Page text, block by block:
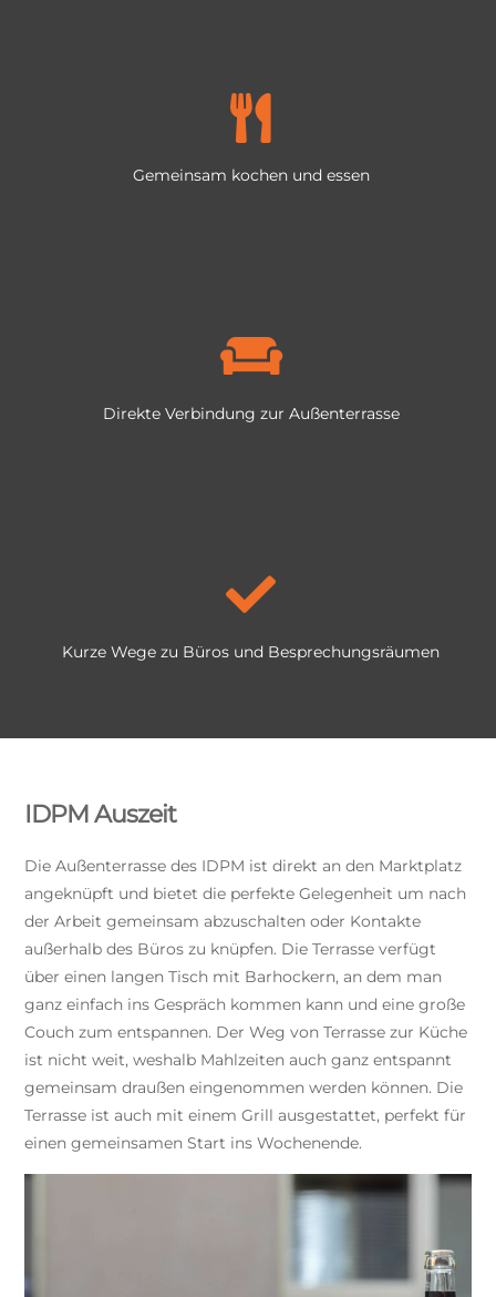
Gemeinsam kochen und essen
Direkte Verbindung zur Außenterrasse
Kurze Wege zu Büros und Besprechungsräumen
IDPM Auszeit
Die Außenterrasse des IDPM ist direkt an den Marktplatz
angeknüpft und bietet die perfekte Gelegenheit um nach
der Arbeit gemeinsam abzuschalten oder Kontakte
außerhalb des Büros zu knüpfen. Die Terrasse verfügt
über einen langen Tisch mit Barhockern, an dem man
ganz einfach ins Gespräch kommen kann und eine große
Couch zum entspannen. Der Weg von Terrasse zur Küche
ist nicht weit, weshalb Mahlzeiten auch ganz entspannt
gemeinsam draußen eingenommen werden können. Die
Terrasse ist auch mit einem Grill ausgestattet, perfekt für
einen gemeinsamen Start ins Wochenende.